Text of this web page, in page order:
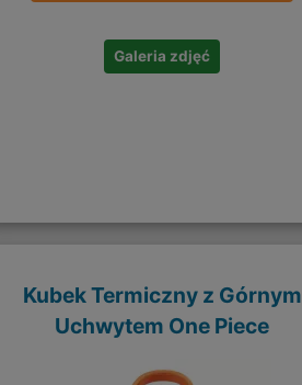
Galeria zdjęć
Kubek Termiczny z Górnym
Uchwytem One Piece